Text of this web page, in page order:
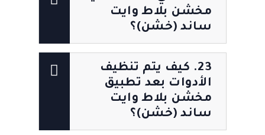
مخشن بلاط وايت
ساند (خشن)؟
23. كيف يتم تنظيف
الأدوات بعد تطبيق
مخشن بلاط وايت
ساند (خشن)؟